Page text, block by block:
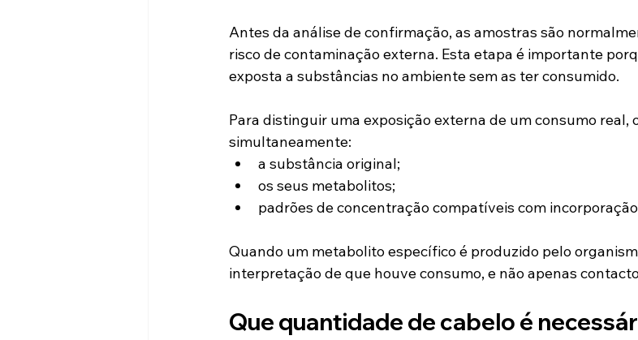
Antes da análise de confirmação, as amostras são
risco de contaminação externa. Esta etapa é importante
exposta a substâncias no ambiente sem as ter consumido.
Para distinguir uma exposição externa de um consumo
simultaneamente:
a substância original;
os seus metabolitos;
padrões de concentração compatíveis com
Quando um metabolito específico é produzido pelo
interpretação de que houve consumo, e não apenas
Que quantidade de cabelo é